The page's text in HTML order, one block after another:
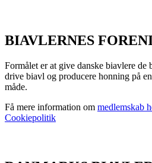
BIAVLERNES
Formålet er at give danske biavlere
drive biavl og producere honning på
måde.
Få mere information om medlemskab
Cookiepolitik